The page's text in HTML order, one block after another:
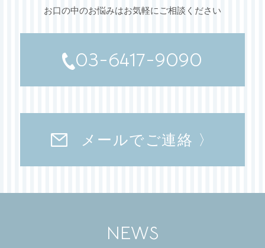
お口の中のお悩みはお気軽にご相談ください
03-6417-9090
メールでご連絡 〉
NEWS